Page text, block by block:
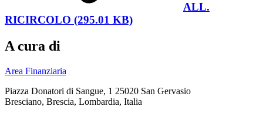
ALL.
RICIRCOLO (295.01 KB)
A cura di
Area Finanziaria
Piazza Donatori di Sangue, 1 25020 San Gervasio
Bresciano, Brescia, Lombardia, Italia